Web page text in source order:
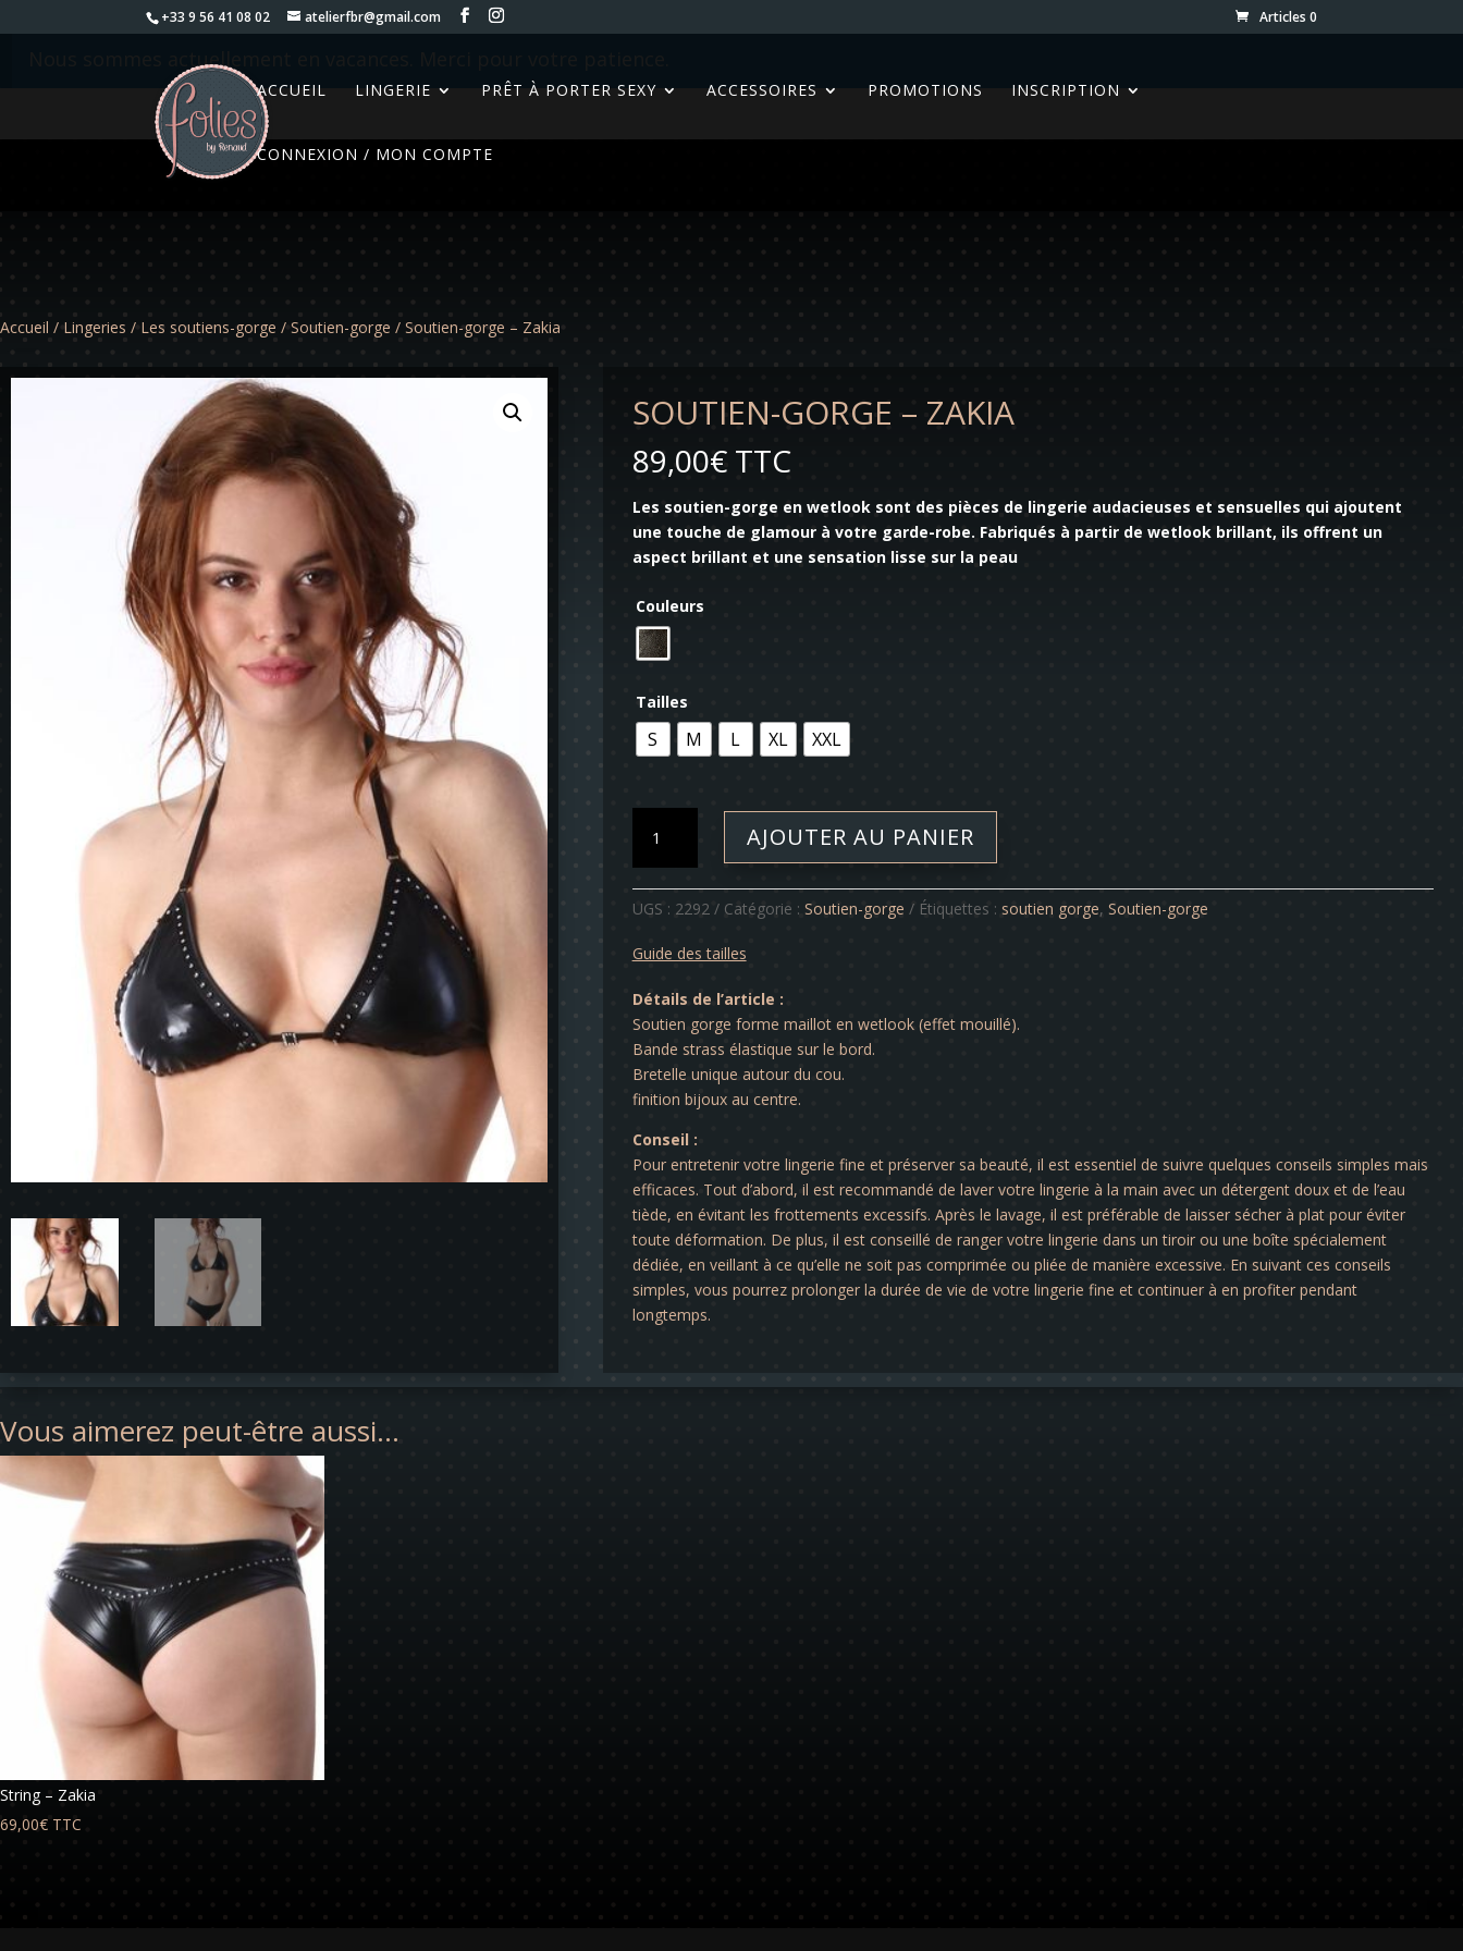
+33 9 56 41 08 02 atelierfbr@gmail.com Articles 0
ACCUEIL LINGERIE PRÊT À PORTER SEXY ACCESSOIRES PROMOTIONS INSCRIPTION
CONNEXION / MON COMPTE
Nous sommes actuellement en vacances. Merci pour votre patience.
Accueil / Lingeries / Les soutiens-gorge / Soutien-gorge / Soutien-gorge – Zakia
SOUTIEN-GORGE – ZAKIA
89,00€ TTC
Les soutien-gorge en wetlook sont des pièces de lingerie audacieuses et sensuelles qui ajoutent
une touche de glamour à votre garde-robe. Fabriqués à partir de wetlook brillant, ils offrent un
aspect brillant et une sensation lisse sur la peau
Couleurs
Tailles
S M L XL XXL
Soutien-
gorge
-
Zakia
AJOUTER AU PANIER
UGS : 2292 Catégorie : Soutien-gorge Étiquettes : soutien gorge, Soutien-gorge
Guide des tailles
Détails de l’article :
Soutien gorge forme maillot en wetlook (effet mouillé).
Bande strass élastique sur le bord.
Bretelle unique autour du cou.
finition bijoux au centre.
Conseil :
Pour entretenir votre lingerie fine et préserver sa beauté, il est essentiel de suivre quelques conseils simples mais
efficaces. Tout d’abord, il est recommandé de laver votre lingerie à la main avec un détergent doux et de l’eau
tiède, en évitant les frottements excessifs. Après le lavage, il est préférable de laisser sécher à plat pour éviter
toute déformation. De plus, il est conseillé de ranger votre lingerie dans un tiroir ou une boîte spécialement
dédiée, en veillant à ce qu’elle ne soit pas comprimée ou pliée de manière excessive. En suivant ces conseils
simples, vous pourrez prolonger la durée de vie de votre lingerie fine et continuer à en profiter pendant
longtemps.
Vous aimerez peut-être aussi…
String – Zakia
69,00€ TTC